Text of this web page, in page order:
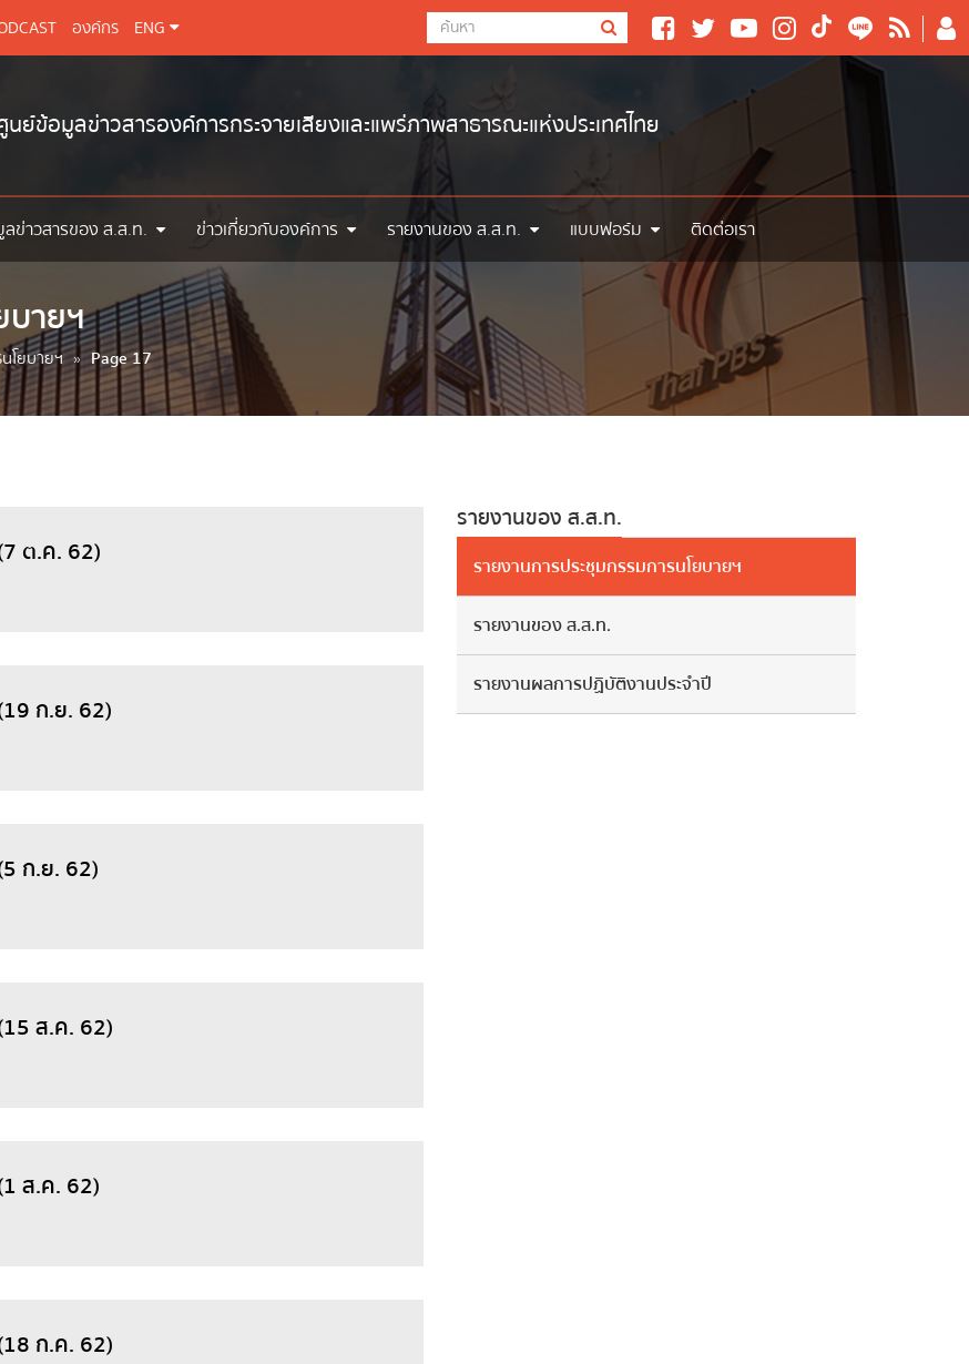
องค์กร ENG
นย์ข้อมูลข่าวสารองค์การกระจายเสียงและแพร่ภาพสาธารณะแห่งประเทศไทย
ข่าวสารของ ส.ส.ท. ข่าวเกี่ยวกับองค์การ รายงานของ ส.ส.ท. แบบฟอร์ม ติดต่อเรา
บายฯ
โยบายฯ » Page 17
ต.ค. 62)
ก.ย. 62)
ก.ย. 62)
ส.ค. 62)
ส.ค. 62)
ก.ค. 62)
รายงานของ ส.ส.ท.
รายงานการประชุมกรรมการนโยบายฯ
รายงานของ ส.ส.ท.
รายงานผลการปฏิบัติงานประจำปี